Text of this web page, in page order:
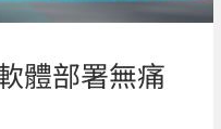
體部署無痛